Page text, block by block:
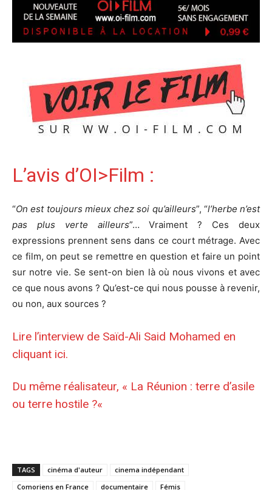
L’avis d’OI>Film :
“On est toujours mieux chez soi qu’ailleurs”, “l’herbe n’est
pas plus verte ailleurs”… Vraiment ? Ces deux
expressions prennent sens dans ce court métrage. Avec
ce film, on peut se remettre en question et faire un point
sur notre vie. Se sent-on bien là où nous vivons et avec
ce que nous avons ? Qu’est-ce qui nous pousse à revenir,
ou non, aux sources ?
Lire l’interview de Saïd-Ali Said Mohamed en
cliquant ici.
Du même réalisateur, « La Réunion : terre d’asile
ou terre hostile ?«
TAGS cinéma d'auteur
cinema indépendant
Comoriens en France
documentaire Fémis